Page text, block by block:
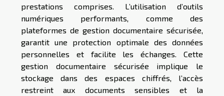
prestations comprises. L’utilisation d’outils
numériques performants, comme des
plateformes de gestion documentaire sécurisée,
garantit une protection optimale des données
personnelles et facilite les échanges. Cette
gestion documentaire sécurisée implique le
stockage dans des espaces chiffrés, l’accès
restreint aux documents sensibles et la